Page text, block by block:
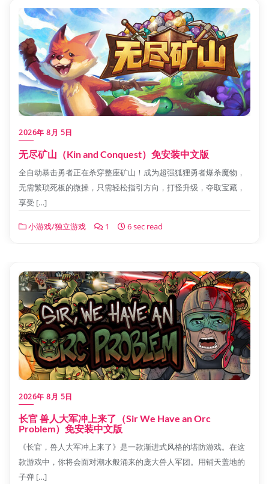
2026年 8月 5日
无尽矿山（Kin and Conquest）免安装中文版
全自动暴击勇者正在杀穿整座矿山！成为超强狐狸勇者爆杀魔物，
无需繁琐死板的微操，只需轻松指引方向，打怪升级，夺取宝藏，
享受 […]
小游戏/独立游戏 1 6 sec read
2026年 8月 5日
长官 兽人大军冲上来了（Sir We Have an Orc
Problem）免安装中文版
《长官，兽人大军冲上来了》是一款渐进式风格的塔防游戏。在这
款游戏中，你将会面对潮水般涌来的庞大兽人军团。用铺天盖地的
子弹 […]